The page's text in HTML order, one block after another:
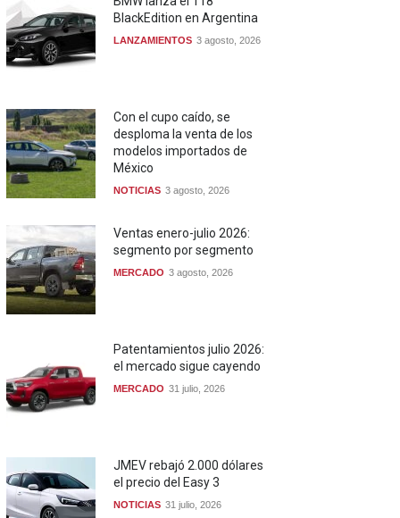
BlackEdition en Argentina
LANZAMIENTOS 3 agosto, 2026
Con el cupo caído, se
desploma la venta de los
modelos importados de
México
NOTICIAS 3 agosto, 2026
Ventas enero-julio 2026:
segmento por segmento
MERCADO 3 agosto, 2026
Patentamientos julio 2026:
el mercado sigue cayendo
MERCADO 31 julio, 2026
JMEV rebajó 2.000 dólares
el precio del Easy 3
NOTICIAS 31 julio, 2026